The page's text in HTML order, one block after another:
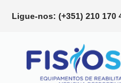
Ligue-nos: (+351) 210 170